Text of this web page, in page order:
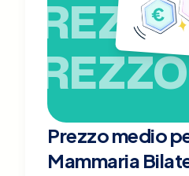
Prezzo medio
Mammaria